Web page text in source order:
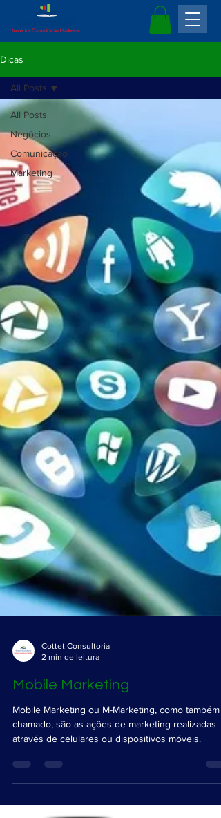
Dicas
All Posts
Negócios
Comunicação
Marketing
All Posts
2 min de leitura
Mobile Marketing
Mobile Marketing ou M-Marketing, como também
chamado, são as ações de marketing realizadas
através de celulares ou dispositivos móveis.